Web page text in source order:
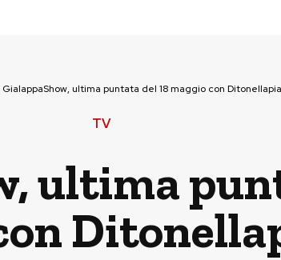
GialappaShow, ultima puntata del 18 maggio con
TV
ultima